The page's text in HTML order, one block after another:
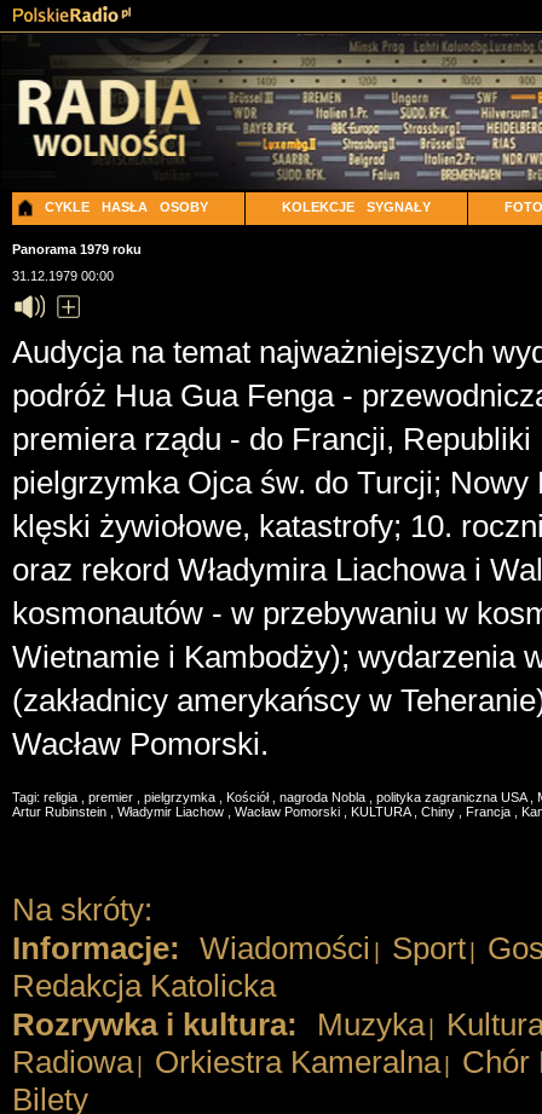
CYKLE HASŁA OSOBY KOLEKCJE SYGNAŁY FOTO
Panorama 1979 roku
31.12.1979 00:00
Audycja na temat najważniejszych
podróż Hua Gua Fenga -
premiera rządu - do Francji,
pielgrzymka Ojca św. do Turcji;
klęski żywiołowe, katastrofy; 10.
oraz rekord Władymira Liachowa i
kosmonautów - w przebywaniu w
Wietnamie i Kambodży); wydarzenia
(zakładnicy amerykańscy w
Wacław Pomorski.
Tagi: religia premier pielgrzymka Kościół nagroda Nobla polityka zagraniczna USA
Artur Rubinstein
Władymir Liachow Wacław Pomorski KULTURA Chiny Francja
Na skróty:
Informacje: Wiadomości Sport
Redakcja Katolicka
Rozrywka i kultura:
Muzyka
Radiowa
Orkiestra Kameralna
Chór
Bilety